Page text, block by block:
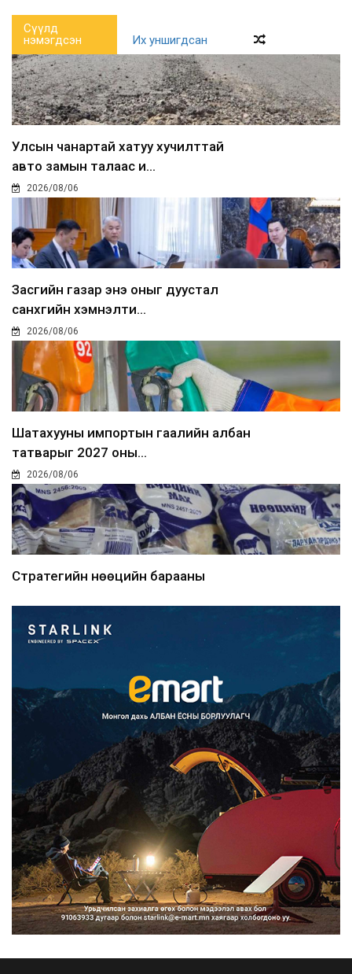
Сүүлд
нэмэгдсэн
Их уншигдсан
Улсын чанартай хатуу хучилттай
авто замын талаас и...
2026/08/06
Засгийн газар энэ оныг дуустал
санхүүгийн хэмнэлти...
2026/08/06
Шатахууны импортын гаалийн албан
татварыг 2027 оны...
2026/08/06
Стратегийн нөөцийн барааны
Монгол Улс COP17 бага хуралд 6.5
тэрбум ам.доллары...
2026/08/06
“Улаанбаатар трам” төсөл
хэрэгжсэнээр жилд 446...
2026/08/06